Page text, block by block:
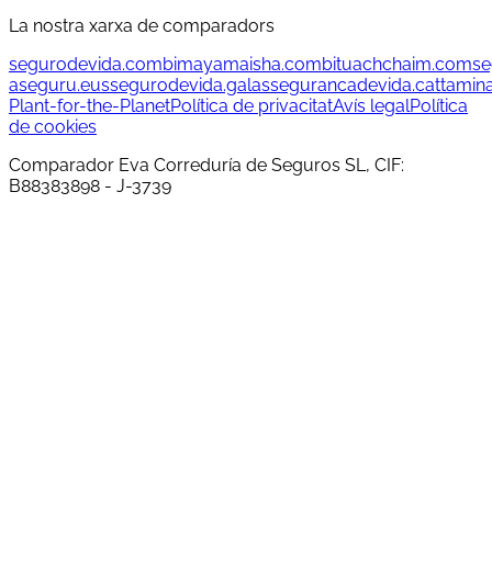
La nostra xarxa de comparadors
segurodevida.combimayamaisha.combituachchaim.com
aseguru.eussegurodevida.galassegurancadevida.cat
Plant-for-the-PlanetPolítica de privacitatAvís legalPolítica
de cookies
Comparador Eva Correduría de Seguros SL, CIF:
B88383898 - J-3739